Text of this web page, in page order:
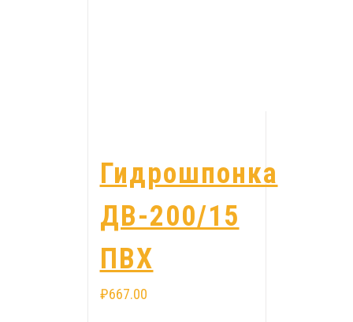
Гидрошпонка
ДВ-200/15
ПВХ
₽667.00